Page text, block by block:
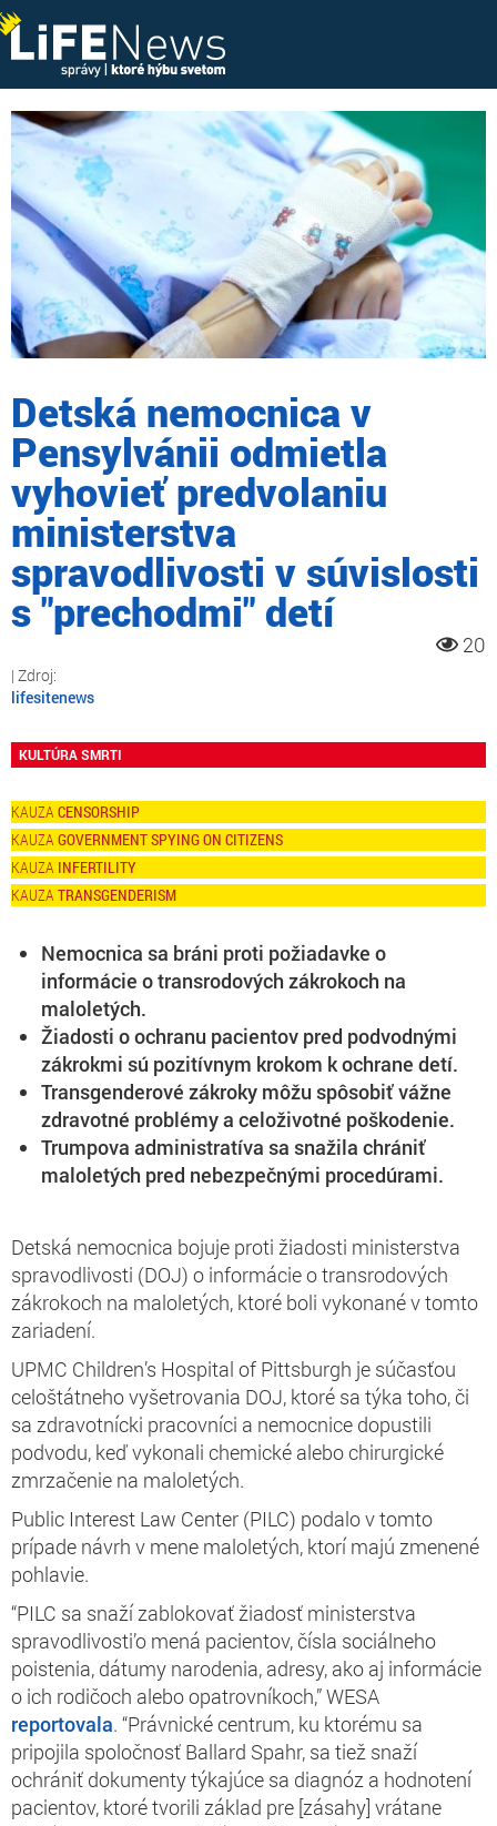
Detská nemocnica v
Pensylvánii odmietla
vyhovieť predvolaniu
ministerstva
spravodlivosti v súvislosti
s "prechodmi" detí
20
lifesitenews
KULTÚRA SMRTI
CENSORSHIP
GOVERNMENT SPYING ON CITIZENS
INFERTILITY
TRANSGENDERISM
Nemocnica sa bráni proti požiadavke o
informácie o transrodových zákrokoch na
maloletých.
Žiadosti o ochranu pacientov pred podvodnými
zákrokmi sú pozitívnym krokom k ochrane detí.
Transgenderové zákroky môžu spôsobiť vážne
zdravotné problémy a celoživotné poškodenie.
Trumpova administratíva sa snažila chrániť
maloletých pred nebezpečnými procedúrami.
Detská nemocnica bojuje proti žiadosti ministerstva
spravodlivosti (DOJ) o informácie o transrodových
zákrokoch na maloletých, ktoré boli vykonané v tomto
zariadení.
UPMC Children’s Hospital of Pittsburgh je súčasťou
celoštátneho vyšetrovania DOJ, ktoré sa týka toho, či
sa zdravotnícki pracovníci a nemocnice dopustili
podvodu, keď vykonali chemické alebo chirurgické
zmrzačenie na maloletých.
Public Interest Law Center (PILC) podalo v tomto
prípade návrh v mene maloletých, ktorí majú zmenené
pohlavie.
“PILC sa snaží zablokovať žiadosť ministerstva
spravodlivosti’o mená pacientov, čísla sociálneho
poistenia, dátumy narodenia, adresy, ako aj informácie
o ich rodičoch alebo opatrovníkoch,” WESA
reportovala. “Právnické centrum, ku ktorému sa
pripojila spoločnosť Ballard Spahr, sa tiež snaží
ochrániť dokumenty týkajúce sa diagnóz a hodnotení
pacientov, ktoré tvorili základ pre [zásahy] vrátane